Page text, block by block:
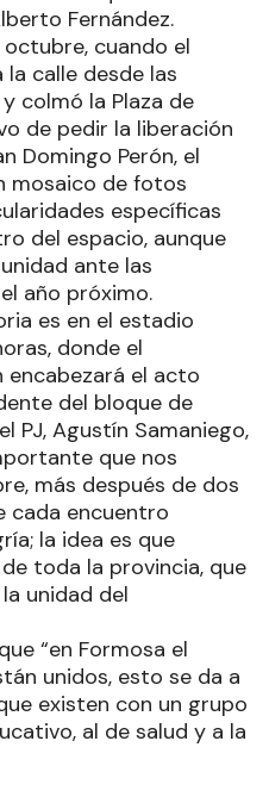
Fernández.
octubre, cuando el
calle desde las
colmó la Plaza de
de pedir la liberación
Domingo Perón, el
mosaico de fotos
específicas
del espacio, aunque
ante las
año próximo.
es en el estadio
donde el
encabezará el acto
del bloque de
PJ, Agustín Samaniego,
que nos
más después de dos
cada encuentro
la idea es que
toda la provincia, que
unidad del
“en Formosa el
unidos, esto se da a
existen con un grupo
al de salud y a la